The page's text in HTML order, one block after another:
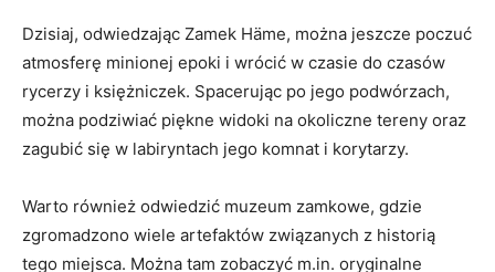
Dzisiaj, odwiedzając Zamek Häme, można jeszcze poczuć
atmosferę‍ minionej epoki i wrócić w czasie do czasów
rycerzy i księżniczek. ⁢Spacerując po jego podwórzach,
można podziwiać piękne widoki na okoliczne ⁢tereny oraz
zagubić się w labiryntach jego ​komnat ‍i korytarzy.
Warto również‍ odwiedzić⁢ muzeum zamkowe, gdzie
zgromadzono wiele‍ artefaktów związanych⁤ z historią
tego miejsca. Można tam zobaczyć m.in. oryginalne